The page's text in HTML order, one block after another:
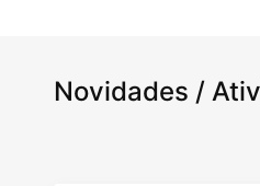
Novidades /